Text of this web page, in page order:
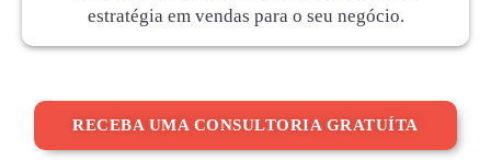
estratégia em vendas para o seu negócio.
RECEBA UMA CONSULTORIA GRATUÍTA